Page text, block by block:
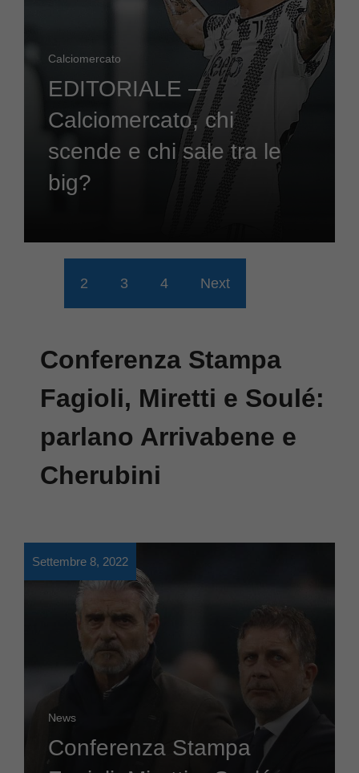
Calciomercato
EDITORIALE –
Calciomercato, chi
scende e chi sale tra le
big?
2 3 4 Next
Conferenza Stampa
Fagioli, Miretti e Soulé:
parlano Arrivabene e
Cherubini
Settembre 8, 2022
News
Conferenza Stampa